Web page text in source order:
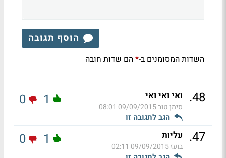
הוסף תגובה
השדות המסומנים ב-*הם שדות חובה
48
. ואי ואי ואי
סימן טוב09/09/2015 08:01
הגב לתגובה זו
1
0
47
. עליות
בועז09/09/2015 02:11
1
0